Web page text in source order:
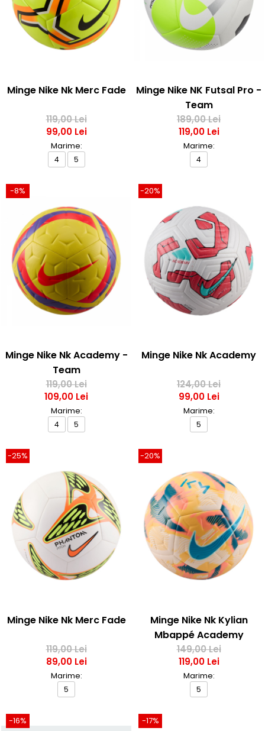
Bluze fotbal copii
Pantaloni lungi fotbal copii
Geci si veste fotbal copii
Imbracaminte fotbal femei
Sorturi fotbal femei
Echipament portar
Minge Nike Nk Merc Fade
119,00 Lei
99,00 Lei
Marime:
4 5
Minge Nike NK Futsal Pro -
Team
189,00 Lei
119,00 Lei
Marime:
4
-8%
Minge Nike Nk Academy -
Team
119,00 Lei
109,00 Lei
Marime:
4 5
-20%
Minge Nike Nk Academy
124,00 Lei
99,00 Lei
Marime:
5
-25%
Minge Nike Nk Merc Fade
119,00 Lei
89,00 Lei
Marime:
5
-20%
Minge Nike Nk Kylian
Mbappé Academy
149,00 Lei
119,00 Lei
Marime:
5
-16% -17%